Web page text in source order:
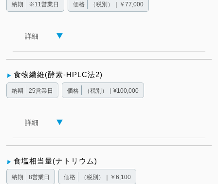
納期 ※11営業日 価格 （税別）｜￥77,000
詳細
食物繊維(酵素-HPLC法2 )
納期 25営業日 価格 （税別）｜¥100,000
詳細
食塩相当量(ナトリウム)
納期 8営業日 価格 （税別）｜￥6,100